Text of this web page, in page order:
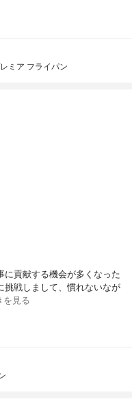
ミア フライパン
に貢献する機会が多くなった
挑戦しまして、慣れないなが
を見る